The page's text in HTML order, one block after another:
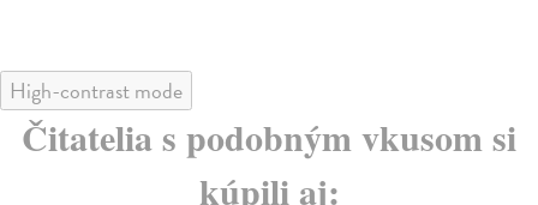
High-contrast mode
Čitatelia s podobným vkusom si
kúpili aj: